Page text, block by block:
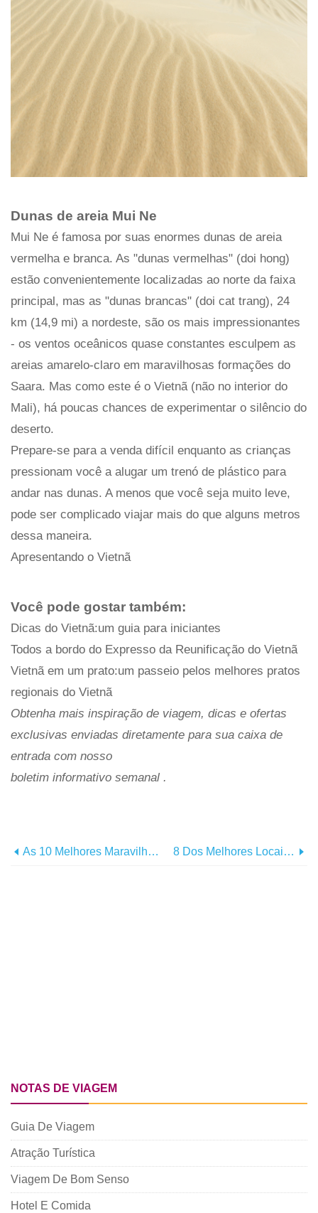
Dunas de areia Mui Ne
Mui Ne é famosa por suas enormes dunas de areia
vermelha e branca. As "dunas vermelhas" (doi hong)
estão convenientemente localizadas ao norte da faixa
principal, mas as "dunas brancas" (doi cat trang), 24
km (14,9 mi) a nordeste, são os mais impressionantes
- os ventos oceânicos quase constantes esculpem as
areias amarelo-claro em maravilhosas formações do
Saara. Mas como este é o Vietnã (não no interior do
Mali), há poucas chances de experimentar o silêncio do
deserto.
Prepare-se para a venda difícil enquanto as crianças
pressionam você a alugar um trenó de plástico para
andar nas dunas. A menos que você seja muito leve,
pode ser complicado viajar mais do que alguns metros
dessa maneira.
Apresentando o Vietnã
Você pode gostar também:
Dicas do Vietnã:um guia para iniciantes
Todos a bordo do Expresso da Reunificação do Vietnã
Vietnã em um prato:um passeio pelos melhores pratos
regionais do Vietnã
Obtenha mais inspiração de viagem, dicas e ofertas
exclusivas enviadas diretamente para sua caixa de
entrada com nosso
boletim informativo semanal .
As 10 Melhores Maravilhas Naturais Do Vietnã 8 Dos Melhores Locais Para Observar Estrelas Na Ásia
NOTAS DE VIAGEM
Guia De Viagem
Atração Turística
Viagem De Bom Senso
Hotel E Comida